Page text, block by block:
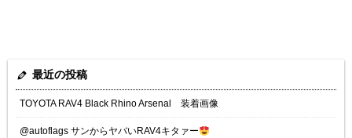
最近の投稿
TOYOTA RAV4 Black Rhino Arsenal 装着画像
@autoflags サンからヤバいRAV4キタァー